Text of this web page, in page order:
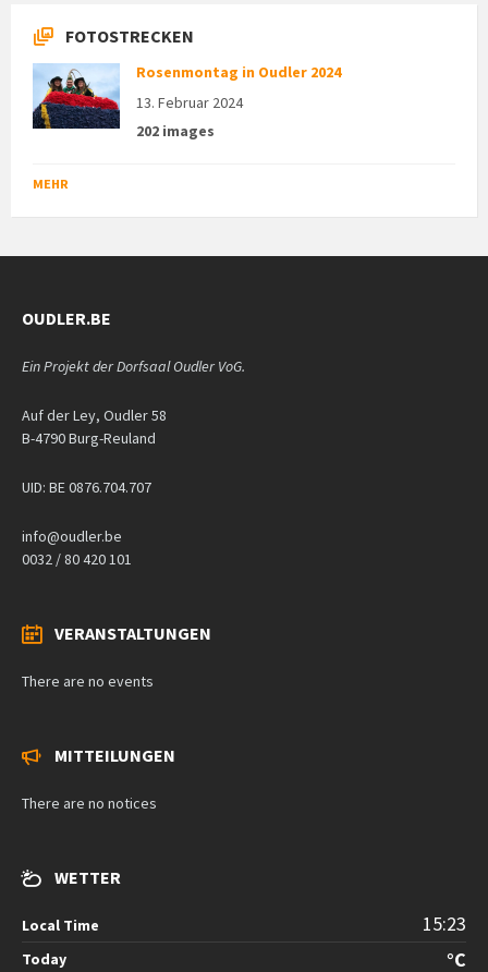
FOTOSTRECKEN
Rosenmontag in Oudler 2024
13. Februar 2024
202 images
MEHR
OUDLER.BE
Ein Projekt der Dorfsaal Oudler VoG.
Auf der Ley, Oudler 58
B-4790 Burg-Reuland
UID: BE 0876.704.707
info@oudler.be
0032 / 80 420 101
VERANSTALTUNGEN
There are no events
MITTEILUNGEN
There are no notices
WETTER
Local Time 15:23
Today °C